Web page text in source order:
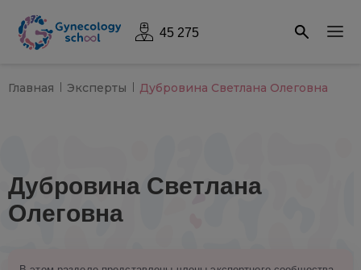
45 275
Главная Эксперты Дубровина Светлана Олеговна
Дубровина Светлана
Олеговна